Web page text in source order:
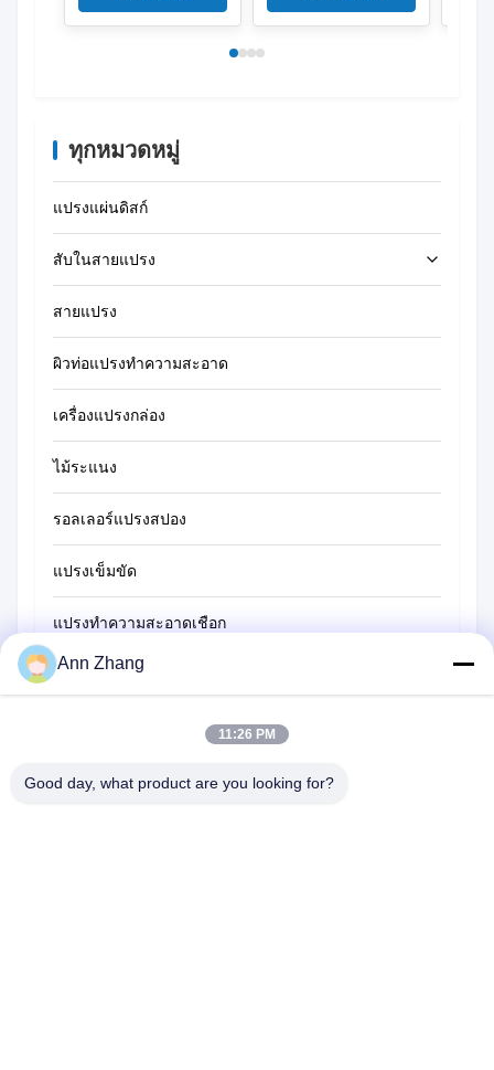
แต่ง
ทอทนความร้อน
ทุกหมวดหมู่
แปรงแผ่นดิสก์
สับในสายแปรง
แปรงทำความสะอาดหลอด
แปรงทำความสะอาดฟาง
สายแปรง
ผิวท่อแปรงทําความสะอาด
เครื่องแปรงกล่อง
ไม้ระแนง
รอลเลอร์แปรงสปอง
แปรงเข็มขัด
แปรงทำความสะอาดเชือก
แปรงกวาด
แปรงลวด
Ann Zhang
11:26 PM
Good day, what product are you looking for?